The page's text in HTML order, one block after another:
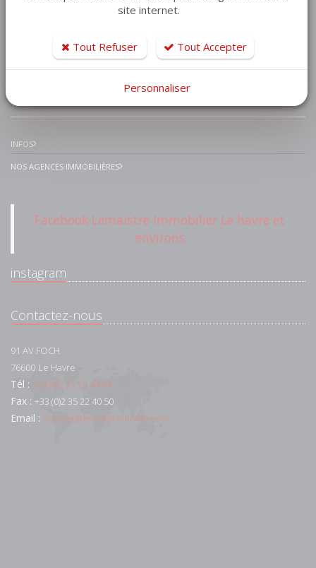
VENTE IMMEUBLE
INFOS
NOS AGENCES IMMOBILIÈRES
Facebook Lemaistre Immobilier Le havre et
environs
instagram
Contactez-nous
91 AV FOCH
76600 Le Havre
Tél : +33 (0)2 35 22 44 44
Fax : +33 (0)2 35 22 40 50
Email : contact@lemaistre-immo.com
site internet.
Tout Refuser Tout Accepter
Personnaliser